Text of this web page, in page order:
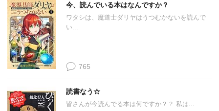
今、読んでいる本はなんですか？
ワタシは、魔道士ダリヤはうつむかないを読んで
い...
765
読書なう☆
皆さんが今読んでる本は何ですか？？ 私は...